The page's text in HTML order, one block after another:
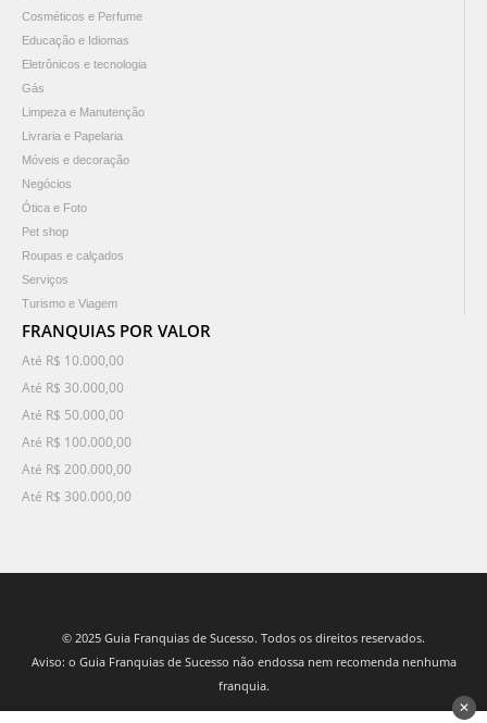
Cosméticos e Perfume
Educação e Idiomas
Eletrônicos e tecnologia
Gás
Limpeza e Manutenção
Livraria e Papelaria
Móveis e decoração
Negócios
Ótica e Foto
Pet shop
Roupas e calçados
Serviços
Turismo e Viagem
FRANQUIAS POR VALOR
Até R$ 10.000,00
Até R$ 30.000,00
Até R$ 50.000,00
Até R$ 100.000,00
Até R$ 200.000,00
Até R$ 300.000,00
© 2025 Guia Franquias de Sucesso. Todos os direitos reservados.
Aviso: o Guia Franquias de Sucesso não endossa nem recomenda nenhuma
franquia.
✕